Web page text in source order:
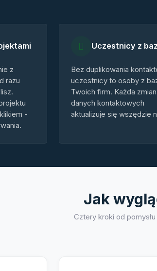
z
razu
-
Uczestnicy z
Bez duplikowania
uczestnicy to osoby z
Twoich firm. Każda
danych kontaktowych
aktualizuje się wszędzie
Jak
Cztery kroki od